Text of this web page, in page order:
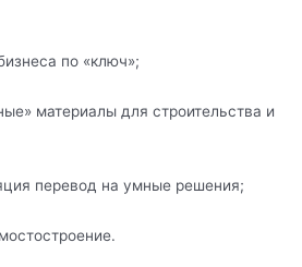
по «ключ»;
материалы для строительства и
перевод на умные решения;